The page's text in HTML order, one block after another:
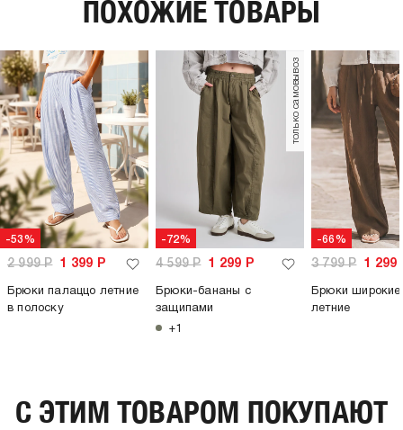
материал подкладки:
полиэстер
ПОХОЖИЕ ТОВАРЫ
-53%
2 999Р 1 399 Р
Брюки палаццо летние
в полоску
-72%
только самовывоз
4 599Р 1 299 Р
Брюки-бананы с
защипами
+1
-66%
3 799Р 1 299
Брюки широкие
летние
C ЭТИМ ТОВАРОМ ПОКУПАЮТ